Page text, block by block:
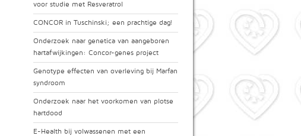
voor studie met Resveratrol
CONCOR in Tuschinski; een prachtige dag!
Onderzoek naar genetica van aangeboren
hartafwijkingen: Concor-genes project
Genotype effecten van overleving bij Marfan
syndroom
Onderzoek naar het voorkomen van plotse
hartdood
E-Health bij volwassenen met een